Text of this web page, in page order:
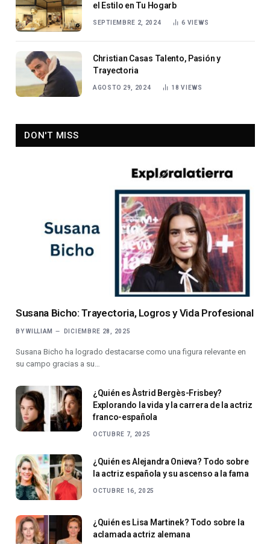
el Estilo en Tu Hogarb
SEPTIEMBRE 2, 2024 6 VIEWS
Christian Casas Talento, Pasión y
Trayectoria
AGOSTO 29, 2024 18VIEWS
DON'T MISS
Susana Bicho: Trayectoria, Logros y Vida Profesional
BY WILLIAM DICIEMBRE 28, 2025
Susana Bicho ha logrado destacarse como una figura relevante en
su campo gracias a su…
¿Quién es Àstrid Bergès-Frisbey?
Explorando la vida y la carrera de la actriz
franco-española
OCTUBRE 7, 2025
¿Quién es Alejandra Onieva? Todo sobre
la actriz española y su ascenso a la fama
OCTUBRE 16, 2025
¿Quién es Lisa Martinek? Todo sobre la
aclamada actriz alemana